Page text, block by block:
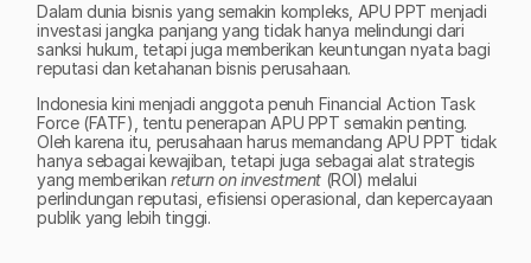
Dalam dunia bisnis yang semakin kompleks, APU PPT menjadi
investasi jangka panjang yang tidak hanya melindungi dari
sanksi hukum, tetapi juga memberikan keuntungan nyata bagi
reputasi dan ketahanan bisnis perusahaan.
Indonesia kini menjadi anggota penuh Financial Action Task
Force (FATF), tentu penerapan APU PPT semakin penting.
Oleh karena itu, perusahaan harus memandang APU PPT tidak
hanya sebagai kewajiban, tetapi juga sebagai alat strategis
yang memberikan return on investment (ROI) melalui
perlindungan reputasi, efisiensi operasional, dan kepercayaan
publik yang lebih tinggi.